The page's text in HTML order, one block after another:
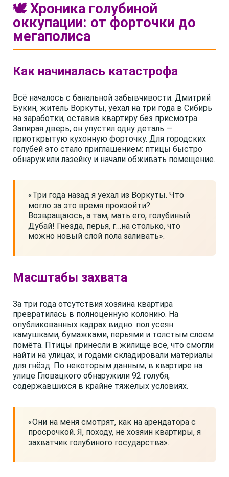
🕊️ Хроника голубиной
оккупации: от форточки до
мегаполиса
Как начиналась катастрофа
Всё началось с банальной забывчивости. Дмитрий
Букин, житель Воркуты, уехал на три года в Сибирь
на заработки, оставив квартиру без присмотра.
Запирая дверь, он упустил одну деталь —
приоткрытую кухонную форточку. Для городских
голубей это стало приглашением: птицы быстро
обнаружили лазейку и начали обживать помещение.
«Три года назад я уехал из Воркуты. Что
могло за это время произойти?
Возвращаюсь, а там, мать его, голубиный
Дубай! Гнёзда, перья, г…на столько, что
можно новый слой пола заливать».
Масштабы захвата
За три года отсутствия хозяина квартира
превратилась в полноценную колонию. На
опубликованных кадрах видно: пол усеян
камушками, бумажками, перьями и толстым слоем
помёта. Птицы принесли в жилище всё, что смогли
найти на улицах, и годами складировали материалы
для гнёзд. По некоторым данным, в квартире на
улице Гловацкого обнаружили 92 голубя,
содержавшихся в крайне тяжёлых условиях.
«Они на меня смотрят, как на арендатора с
просрочкой. Я, походу, не хозяин квартиры, я
захватчик голубиного государства».